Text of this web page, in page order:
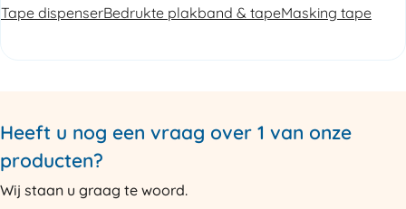
Tape dispenserBedrukte plakband & tapeMasking tape
Heeft u nog een vraag over 1 van onze
producten?
Wij staan u graag te woord.